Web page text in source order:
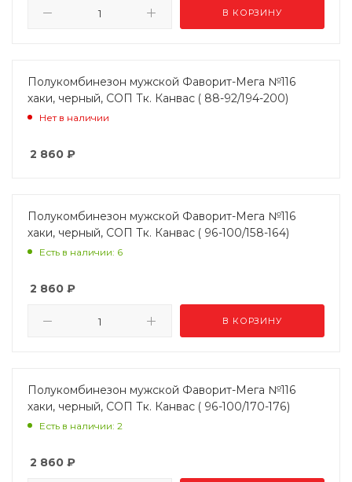
В КОРЗИНУ
Полукомбинезон мужской Фаворит-Мега №116
хаки, черный, СОП Тк. Канвас ( 88-92/194-200)
Нет в наличии
2 860 ₽
Полукомбинезон мужской Фаворит-Мега №116
хаки, черный, СОП Тк. Канвас ( 96-100/158-164)
Есть в наличии: 6
2 860 ₽
В КОРЗИНУ
Полукомбинезон мужской Фаворит-Мега №116
хаки, черный, СОП Тк. Канвас ( 96-100/170-176)
Есть в наличии: 2
2 860 ₽